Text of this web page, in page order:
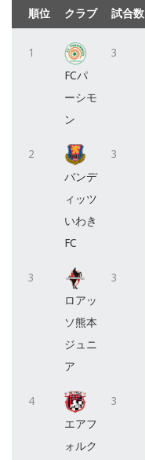
順位 クラブ 試合数
1
FCパ
ーシモ
ン
3
2
バンデ
ィッツ
いわき
FC
3
3
ロアッ
ソ熊本
ジュニ
ア
3
4
エアフ
ォルク
3